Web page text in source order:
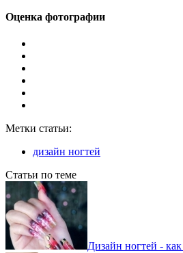
Оценка фотографии
Метки статьи:
дизайн ногтей
Статьи по теме
Дизайн ногтей -